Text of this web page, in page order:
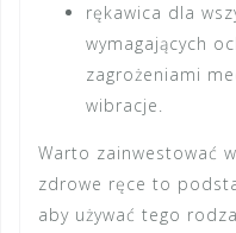
rękawica dla
wymagających
zagrożeniami
wibracje.
Warto zainwestować
zdrowe ręce to
aby używać tego